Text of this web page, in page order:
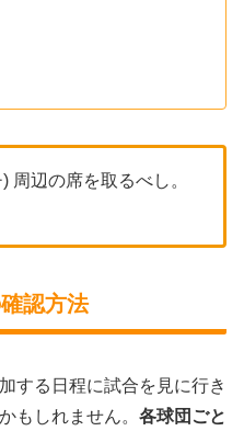
周辺の席を取るべし。
認方法
する日程に試合を見に行き
もしれません。 各球団ごと